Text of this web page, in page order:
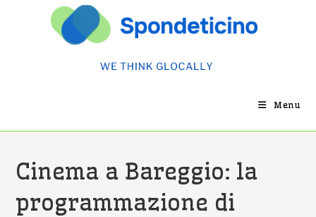
Menu
Cinema a Bareggio: la
programmazione di